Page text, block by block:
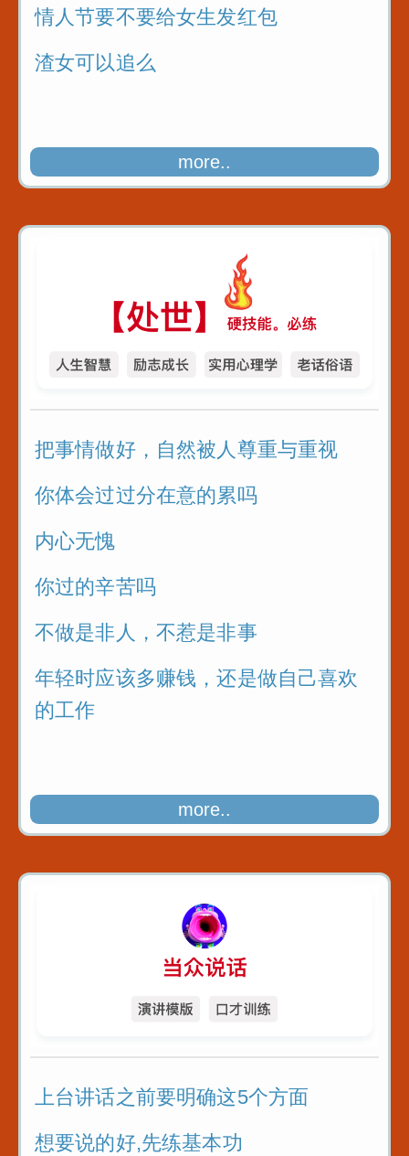
情人节要不要给女生发红包
渣女可以追么
more..
把事情做好，自然被人尊重与重视
你体会过过分在意的累吗
内心无愧
你过的辛苦吗
不做是非人，不惹是非事
年轻时应该多赚钱，还是做自己喜欢
的工作
more..
上台讲话之前要明确这5个方面
想要说的好,先练基本功